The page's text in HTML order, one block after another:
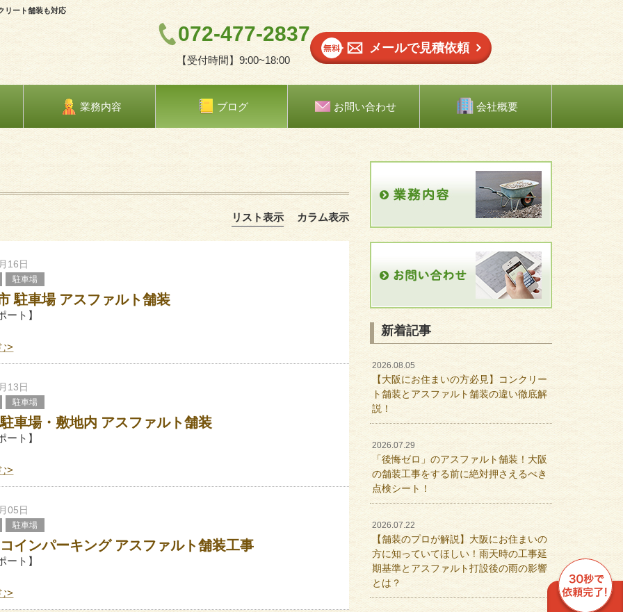
リート舗装も対応
072-477-2837
【受付時間】9:00~18:00
メールで見積依頼
業務内容 ブログ お問い合わせ 会社概要
リスト表示 カラム表示
16日
駐車場
駐車場 アスファルト舗装
ート】
>
13日
駐車場
車場・敷地内 アスファルト舗装
ート】
>
05日
駐車場
インパーキング アスファルト舗装工事
ート】
>
新着記事
2026.08.05
【大阪にお住まいの方必見】コンクリー
ト舗装とアスファルト舗装の違い徹底解
説！
2026.07.29
「後悔ゼロ」のアスファルト舗装！大阪
の舗装工事をする前に絶対押さえるべき
点検シート！
2026.07.22
【舗装のプロが解説】大阪にお住まいの
方に知っていてほしい！雨天時の工事延
期基準とアスファルト打設後の雨の影響
とは？